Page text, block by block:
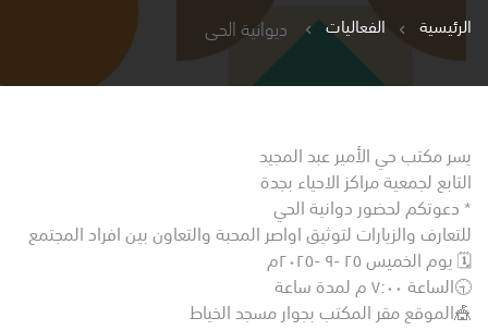
الرئيسية
الفعاليات ديوانية الحي
يسر مكتب حي الأمير عبد المجيد
التابع لجمعية مراكز الاحياء بجدة
* دعوتكم لحضور دوانية الحي
للتعارف والزيارات لتوثيق اواصر المحبة والتعاون بين افراد المجتمع
🗓️ يوم الخميس ٢٥ -٩ -٢٠٢٥م
🕤الساعة ٧:٠٠ م لمدة ساعة
🎪الموقع مقر المكتب بجوار مسجد الخياط